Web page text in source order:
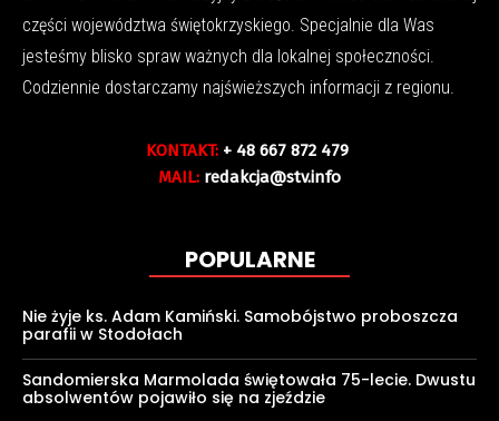
części województwa świętokrzyskiego. Specjalnie dla Was
jesteśmy blisko spraw ważnych dla lokalnej społeczności.
Codziennie dostarczamy najświeższych informacji z regionu.
KONTAKT: + 48 667 872 479
MAIL: redakcja@stv.info
POPULARNE
Nie żyje ks. Adam Kamiński. Samobójstwo proboszcza
parafii w Stodołach
Sandomierska Marmolada świętowała 75-lecie. Dwustu
absolwentów pojawiło się na zjeździe